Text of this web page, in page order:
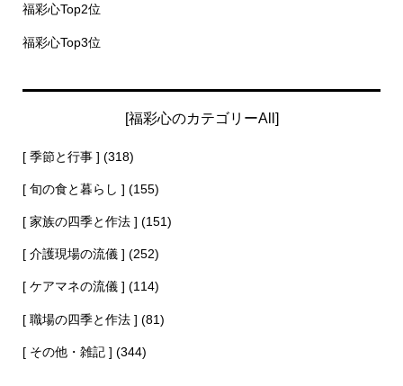
福彩心Top2位
福彩心Top3位
[福彩心のカテゴリーAll]
[ 季節と行事 ] (318)
[ 旬の食と暮らし ] (155)
[ 家族の四季と作法 ] (151)
[ 介護現場の流儀 ] (252)
[ ケアマネの流儀 ] (114)
[ 職場の四季と作法 ] (81)
[ その他・雑記 ] (344)